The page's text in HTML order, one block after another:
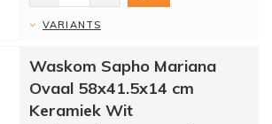
VARIANTS
Waskom Sapho Mariana
Ovaal 58x41.5x14 cm
Keramiek Wit